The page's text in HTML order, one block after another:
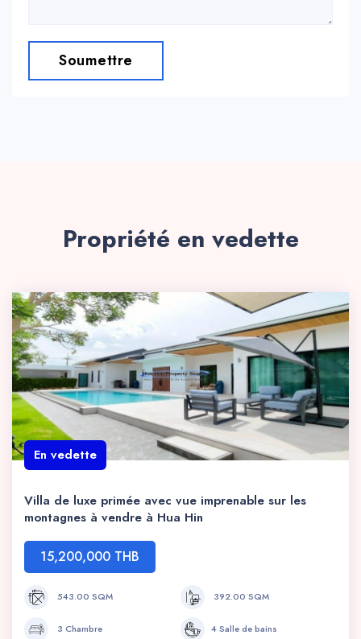
Soumettre
Propriété en vedette
En vedette
Villa de luxe primée avec vue imprenable sur les
montagnes à vendre à Hua Hin
15,200,000 THB
543.00 SQM 392.00 SQM
3 Chambre 4 Salle de bains